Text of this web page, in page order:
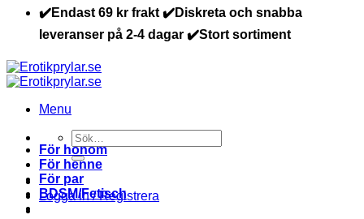
✔️Endast 69 kr frakt ✔️Diskreta och snabba
leveranser på 2-4 dagar ✔️Stort sortiment
Menu
Sök
efter:
Logga in / Registrera
För honom
För henne
För par
BDSM/Fetisch